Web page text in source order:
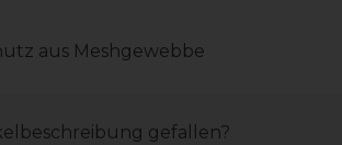
aus Meshgewebbe
gefallen?